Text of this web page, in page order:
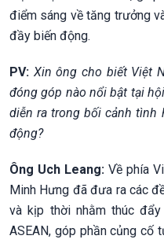
điểm sáng về tăng trưởng
đầy biến động.
PV: Xin ông cho biết Việt
đóng góp nào nổi bật tại
diễn ra trong bối cảnh tình
động?
Ông Uch Leang: Về phía
Minh Hưng đã đưa ra các
và kịp thời nhằm thúc
ASEAN, góp phần củng cố